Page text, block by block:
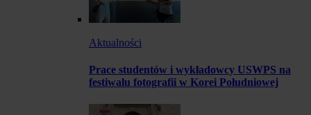
Aktualności
Prace studentów i wykładowcy USWPS na
festiwalu fotografii w Korei Południowej